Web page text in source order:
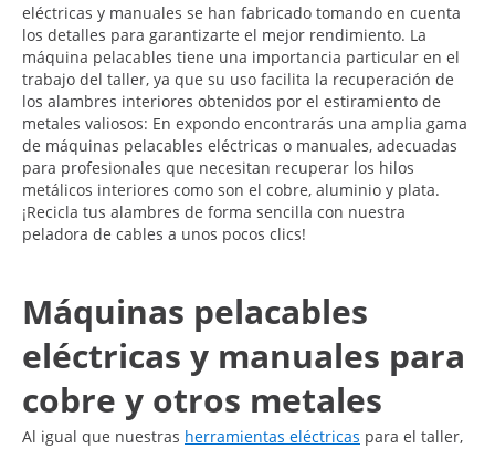
eléctricas y manuales se han fabricado tomando en cuenta
los detalles para garantizarte el mejor rendimiento. La
máquina pelacables tiene una importancia particular en el
trabajo del taller, ya que su uso facilita la recuperación de
los alambres interiores obtenidos por el estiramiento de
metales valiosos: En expondo encontrarás una amplia gama
de máquinas pelacables eléctricas o manuales, adecuadas
para profesionales que necesitan recuperar los hilos
metálicos interiores como son el cobre, aluminio y plata.
¡Recicla tus alambres de forma sencilla con nuestra
peladora de cables a unos pocos clics!
Máquinas pelacables
eléctricas y manuales para
cobre y otros metales
Al igual que nuestras herramientas eléctricas para el taller,